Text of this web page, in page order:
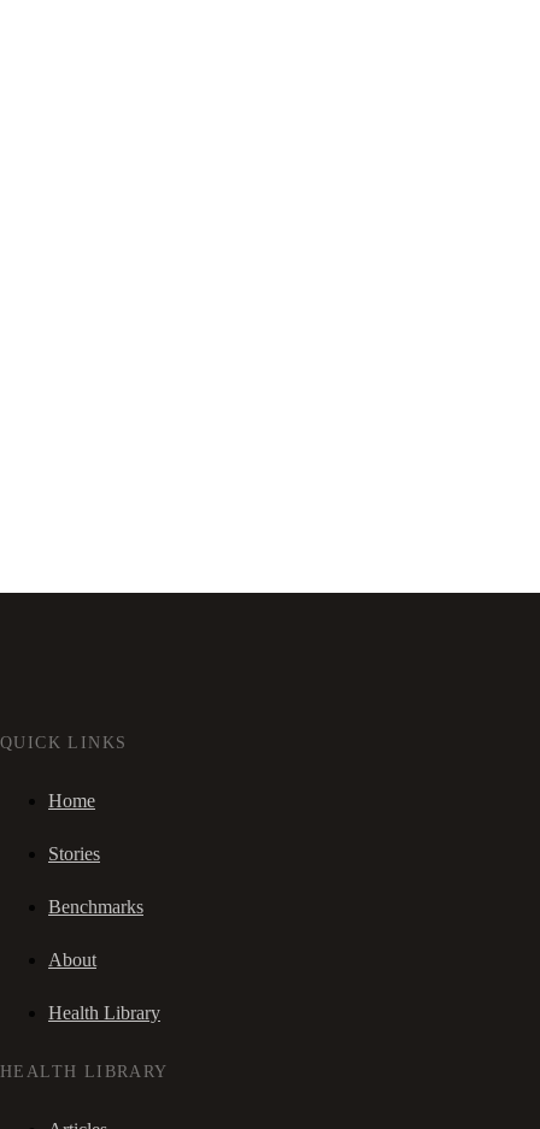
QUICK LINKS
Home
Stories
Benchmarks
About
Health Library
HEALTH LIBRARY